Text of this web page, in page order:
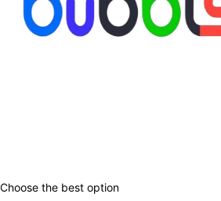
Choose the best option